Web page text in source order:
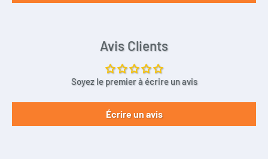
Avis Clients
Soyez le premier à écrire un avis
Écrire un avis